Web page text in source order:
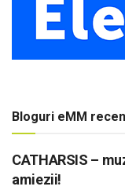
Bloguri eMM
CATHARSIS –
amiezii!